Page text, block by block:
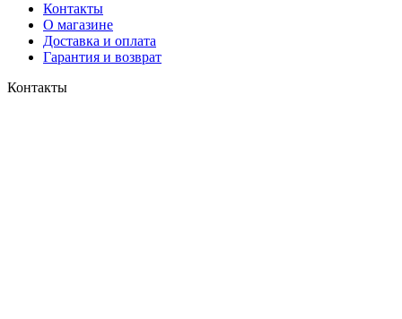
Контакты
О магазине
Доставка и оплата
Гарантия и возврат
Контакты